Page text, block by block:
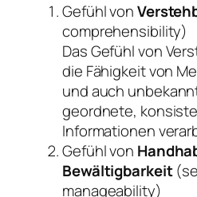
Gefühl von
comprehensibility)
Das Gefühl von
die Fähigkeit von
und auch
geordnete,
Informationen
Gefühl von
Bewältigbarkeit(
manageability)